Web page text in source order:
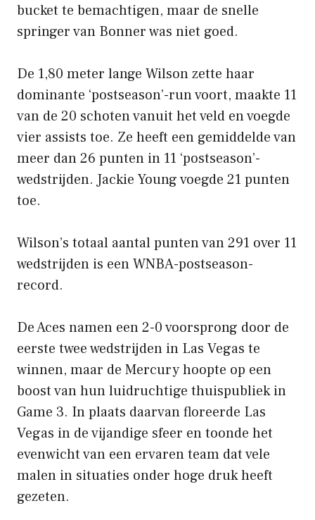
bucket te bemachtigen, maar de snelle
springer van Bonner was niet goed.
De 1,80 meter lange Wilson zette haar
dominante ‘postseason’-run voort, maakte 11
van de 20 schoten vanuit het veld en voegde
vier assists toe. Ze heeft een gemiddelde van
meer dan 26 punten in 11 ‘postseason’-
wedstrijden. Jackie Young voegde 21 punten
toe.
Wilson’s totaal aantal punten van 291 over 11
wedstrijden is een WNBA-postseason-
record.
De Aces namen een 2-0 voorsprong door de
eerste twee wedstrijden in Las Vegas te
winnen, maar de Mercury hoopte op een
boost van hun luidruchtige thuispubliek in
Game 3. In plaats daarvan floreerde Las
Vegas in de vijandige sfeer en toonde het
evenwicht van een ervaren team dat vele
malen in situaties onder hoge druk heeft
gezeten.